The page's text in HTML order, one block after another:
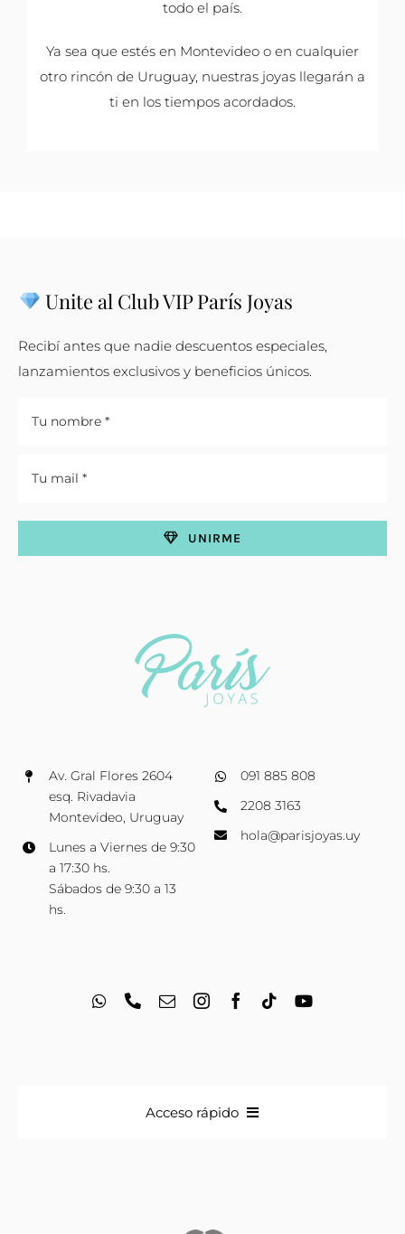
todo el país.
Ya sea que estés en Montevideo o en cualquier
otro rincón de Uruguay, nuestras joyas llegarán a
ti en los tiempos acordados.
Av. Gral Flores 2604
esq. Rivadavia
Montevideo, Uruguay
Lunes a Viernes de 9:30
a 17:30 hs.
Sábados de 9:30 a 13
hs.
091 885 808
2208 3163
hola@parisjoyas.uy
Unite al Club VIP París Joyas
Recibí antes que nadie descuentos especiales,
lanzamientos exclusivos y beneficios únicos.
UNIRME
Acceso rápido
Iniciales